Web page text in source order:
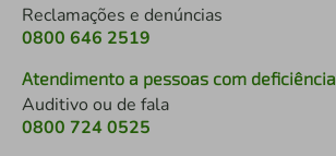
Reclamações e denúncias
0800 646 2519
Atendimento a pessoas com deficiência
Auditivo ou de fala
0800 724 0525